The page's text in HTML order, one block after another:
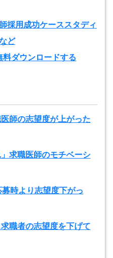
採用成功ケーススタディ
ど
ダウンロードする
師の志望度が上がった
求職医師のモチベーシ
時より志望度下がっ
職者の志望度を下げて